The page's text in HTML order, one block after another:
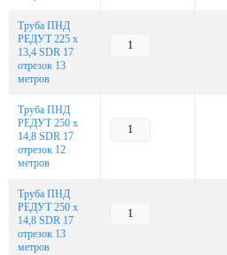
Труба ПНД
РЕДУТ 225 х
13,4 SDR 17
отрезок 13
метров
Труба ПНД
РЕДУТ 250 х
14,8 SDR 17
отрезок 12
метров
Труба ПНД
РЕДУТ 250 х
14,8 SDR 17
отрезок 13
метров